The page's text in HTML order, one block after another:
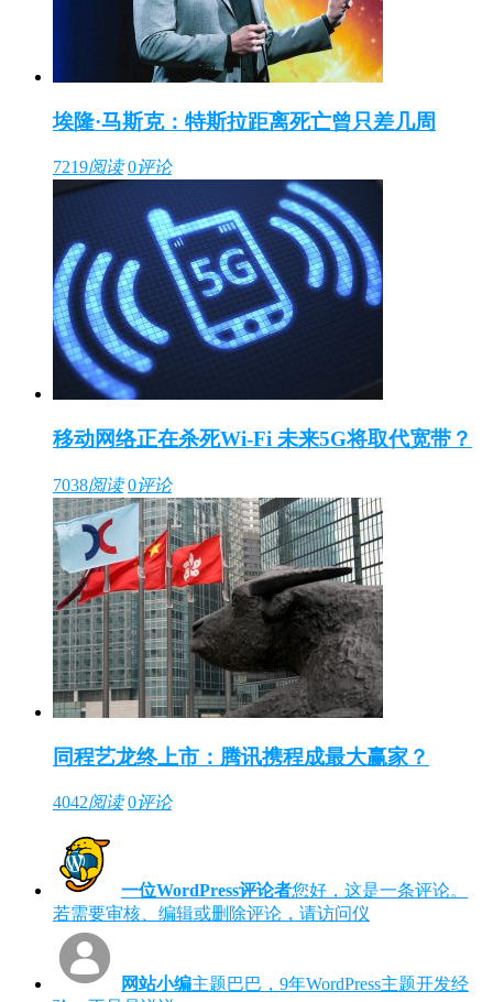
埃隆·马斯克：特斯拉距离死亡曾只差几周
7219阅读 0评论
移动网络正在杀死Wi-Fi 未来5G将取代宽带？
7038阅读 0评论
同程艺龙终上市：腾讯携程成最大赢家？
4042阅读 0评论
一位WordPress评论者您好，这是一条评论。
若需要审核、编辑或删除评论，请访问仪
网站小编主题巴巴，9年WordPress主题开发经